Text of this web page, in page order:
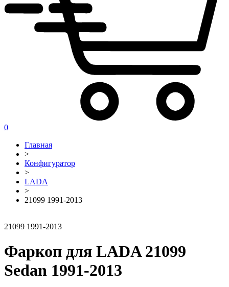
0
Главная
>
Конфигуратор
>
LADA
>
21099 1991-2013
21099 1991-2013
Фаркоп для LADA 21099
Sedan 1991-2013